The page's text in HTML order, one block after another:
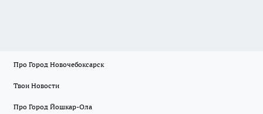
Про Город Новочебоксарск
Твои Новости
Про Город Йошкар-Ола